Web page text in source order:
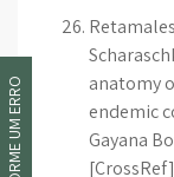
anatomy
endemic
Gayana
INFORME UM ERRO